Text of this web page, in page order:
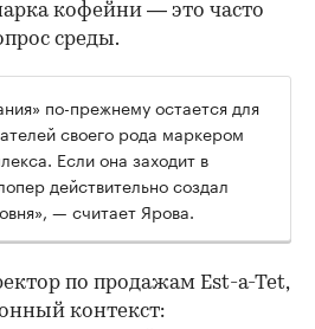
кофейни — это часто
среды.
по-прежнему остается для
своего рода маркером
Если она заходит в
действительно создал
— считает Ярова.
по продажам Est-a-Tet,
контекст: